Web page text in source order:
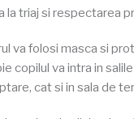
triaj si respectarea
va folosi masca si
copilul va intra in
cat si in sala de